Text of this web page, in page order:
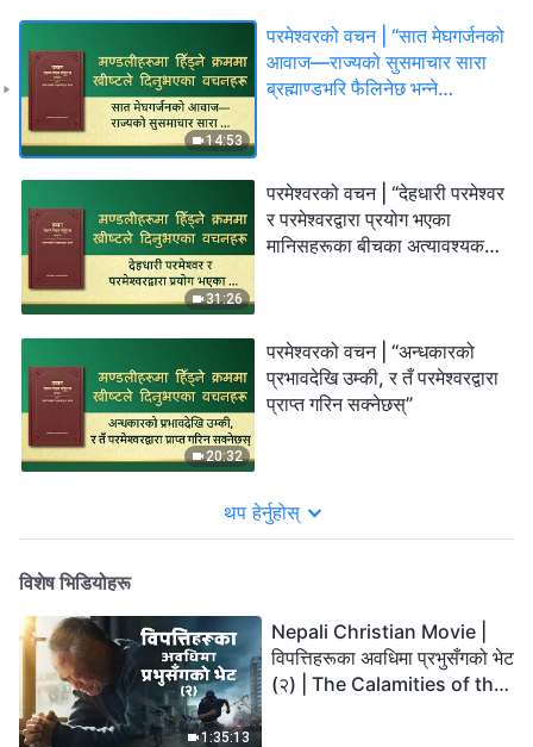
14:53
परमेश्‍वरको वचन | “सात मेघगर्जनको
आवाज—राज्यको सुसमाचार सारा
ब्रह्माण्डभरि फैलिनेछ भन्‍ने
31:26
परमेश्‍वरको वचन | “देहधारी परमेश्‍वर
र परमेश्‍वरद्वारा प्रयोग भएका
मानिसहरूका बीचका अत्यावश्यक
20:32
परमेश्‍वरको वचन | “अन्धकारको
प्रभावदेखि उम्की, र तँ परमेश्‍वरद्वारा
प्राप्त गरिन सक्नेछस्”
थप हेर्नुहोस्
विशेष भिडियोहरू
1:35:13
Nepali Christian Movie |
विपत्तिहरूका अवधिमा प्रभुसँगको भेट
(२) | The Calamities of the